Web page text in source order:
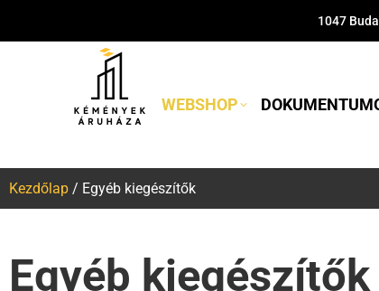
1047
WEBSHOP
Kezdőlap / Egyéb kiegészítők
Egyéb kiegészítők